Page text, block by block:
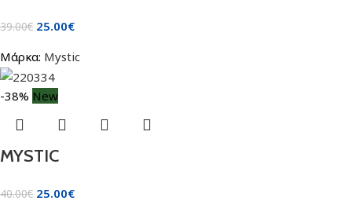
39.00€ 25.00€
Μάρκα: Mystic
-38% New
MYSTIC
40.00€ 25.00€